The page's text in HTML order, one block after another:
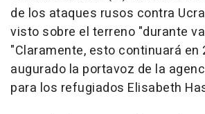
de los ataques rusos contra
visto sobre el terreno "durante
"Claramente, esto continuará en
augurado la portavoz de la
para los refugiados Elisabeth